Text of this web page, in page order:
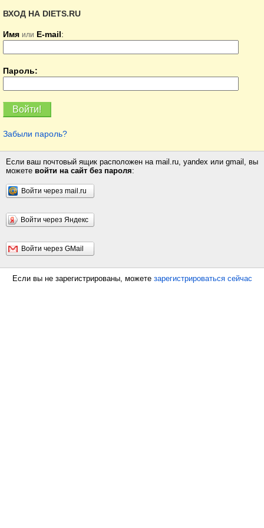
ВХОД НА DIETS.RU
Имя или E-mail:
Пароль:
Забыли пароль?
Если ваш почтовый ящик расположен на mail.ru, yandex или gmail, вы
можете войти на сайт без пароля:
Войти через mail.ru
Войти через Яндекс
Войти через GMail
Если вы не зарегистрированы, можете зарегистрироваться сейчас